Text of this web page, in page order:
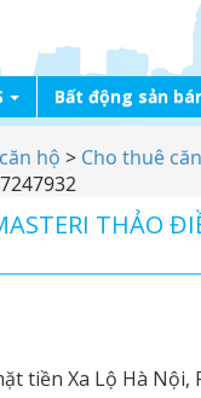
Bất động sản
hộ > Cho thuê
THẢO
tiền Xa Lộ Hà Nội,